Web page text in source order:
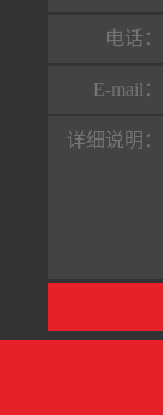
电话：
E-mail：
详细说明：